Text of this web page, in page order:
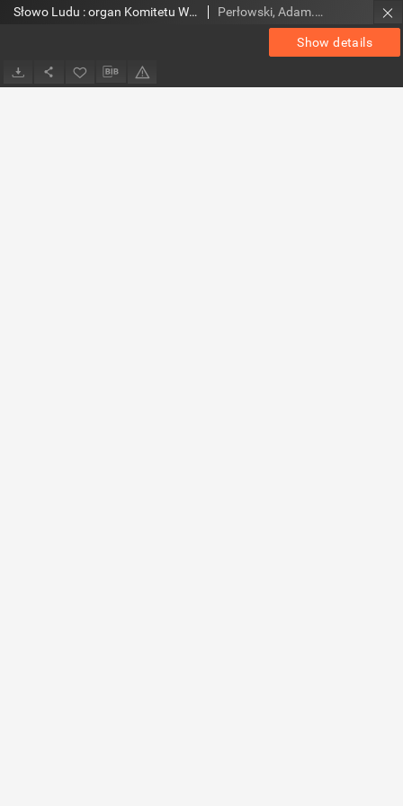
Show details
Słowo Ludu : organ Komitetu Wojewódzkiego Polskiej Zjednoczonej Partii Robotniczej, 1958, R.10, nr 177 Perłowski, Adam. Red.